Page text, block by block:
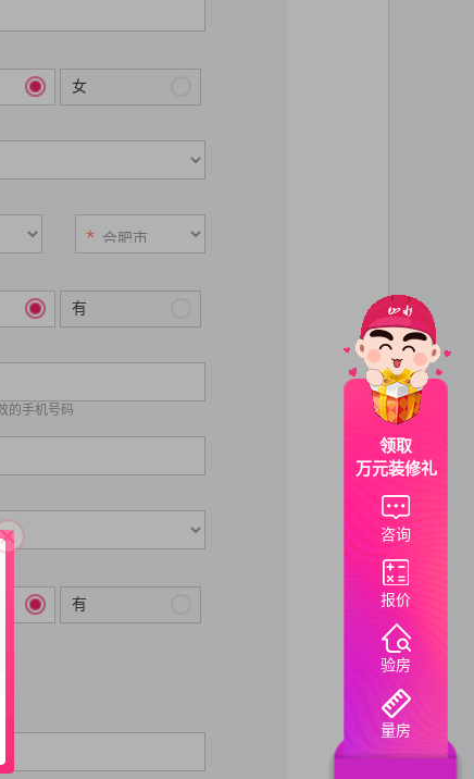
女
有
的手机号码
有
领取
万元装修礼
咨询
报价
验房
量房